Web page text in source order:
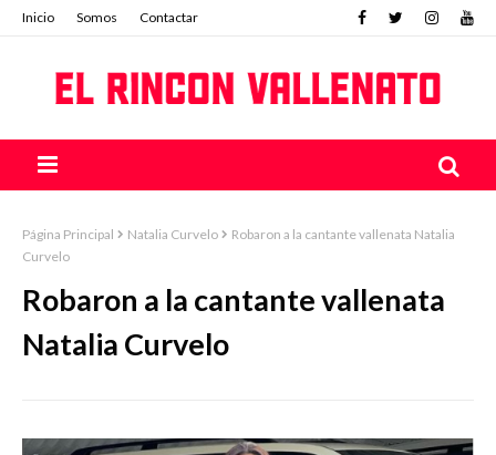
Inicio Somos Contactar
Página Principal Natalia Curvelo
Robaron a la cantante vallenata Natalia
Curvelo
Robaron a la cantante vallenata
Natalia Curvelo